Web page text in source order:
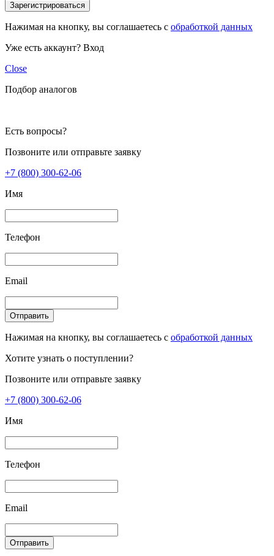
Зарегистрироваться
Нажимая на кнопку, вы соглашаетесь с обработкой данных
Уже есть аккаунт? Вход
Close
Подбор аналогов
Есть вопросы?
Позвоните или отправьте заявку
+7 (800) 300-62-06
Имя
Телефон
Email
Отправить
Нажимая на кнопку, вы соглашаетесь с обработкой данных
Хотите узнать о поступлении?
Позвоните или отправьте заявку
+7 (800) 300-62-06
Имя
Телефон
Email
Отправить